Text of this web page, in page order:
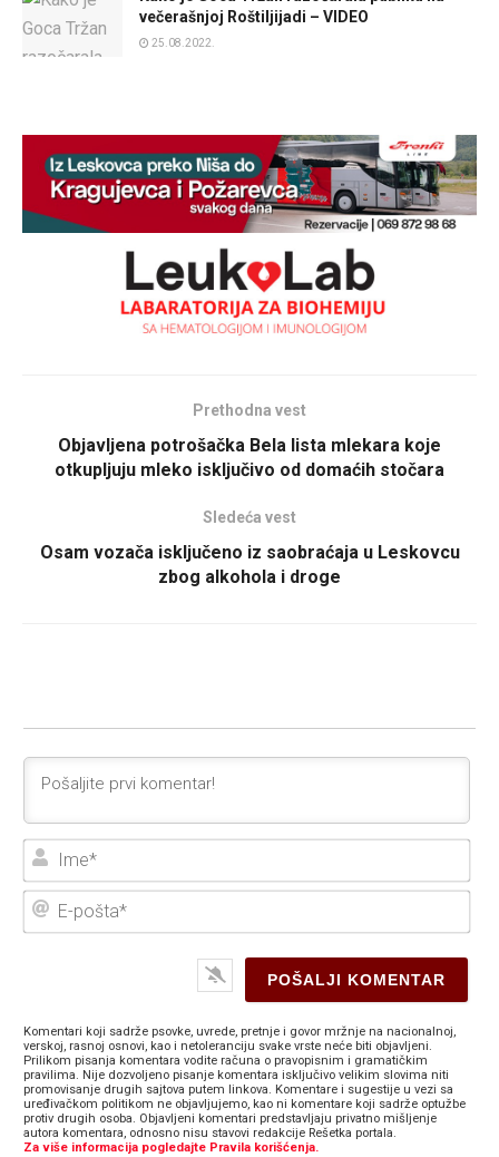
večerašnjoj Roštiljijadi – VIDEO
25.08.2022.
Prethodna vest
Objavljena potrošačka Bela lista mlekara koje
otkupljuju mleko isključivo od domaćih stočara
Sledeća vest
Osam vozača isključeno iz saobraćaja u Leskovcu
zbog alkohola i droge
E-
Komentari koji sadrže psovke, uvrede, pretnje i govor mržnje na nacionalnoj,
verskoj, rasnoj osnovi, kao i netoleranciju svake vrste neće biti objavljeni.
Prilikom pisanja komentara vodite računa o pravopisnim i gramatičkim
pravilima. Nije dozvoljeno pisanje komentara isključivo velikim slovima niti
promovisanje drugih sajtova putem linkova. Komentare i sugestije u vezi sa
uređivačkom politikom ne objavljujemo, kao ni komentare koji sadrže optužbe
protiv drugih osoba. Objavljeni komentari predstavljaju privatno mišljenje
autora komentara, odnosno nisu stavovi redakcije Rešetka portala.
Za više informacija pogledajte Pravila korišćenja.